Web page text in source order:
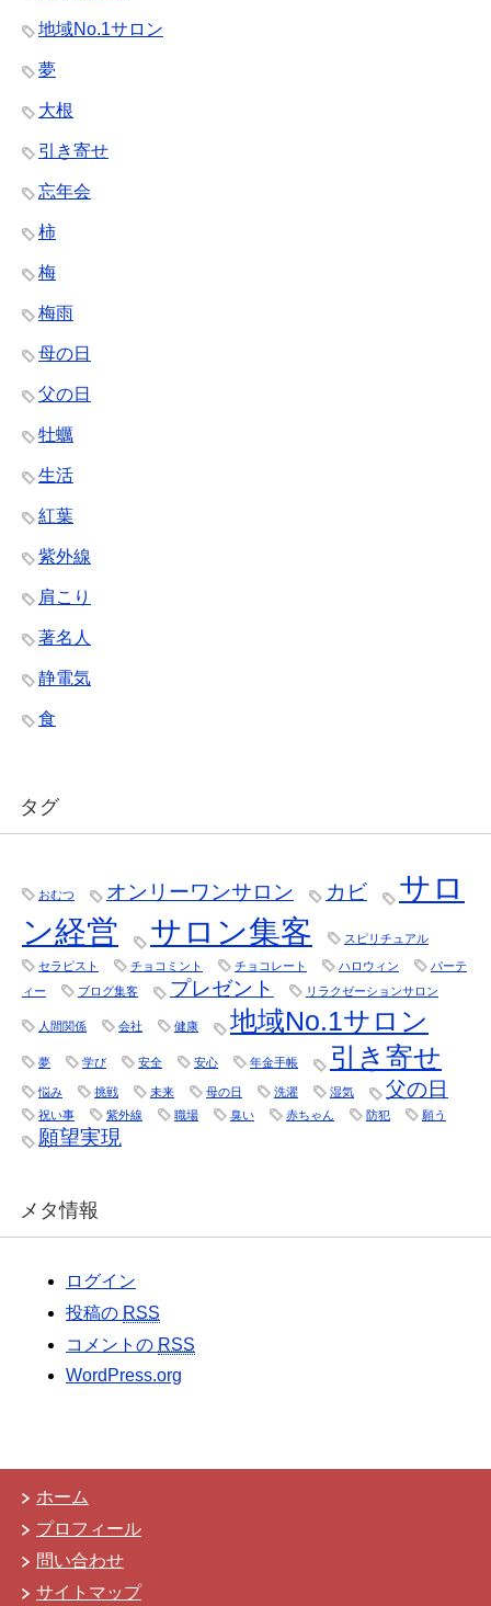
地域No.1サロン
夢
大根
引き寄せ
忘年会
柿
梅
梅雨
母の日
父の日
牡蠣
生活
紅葉
紫外線
肩こり
著名人
静電気
食
タグ
おむつ オンリーワンサロン カビ
サロ
ン経営
サロン集客 スピリチュアル
セラピスト チョコミント チョコレート ハロウィン
パーテ
ィー
ブログ集客 プレゼント リラクゼーションサロン
人間関係 会社 健康 地域No.1サロン
夢 学び 安全 安心 年金手帳 引き寄せ
悩み 挑戦 未来 母の日 洗濯 湿気 父の日
祝い事 紫外線 職場 臭い 赤ちゃん 防犯 願う
願望実現
メタ情報
ログイン
投稿の RSS
コメントの RSS
WordPress.org
ホーム
プロフィール
問い合わせ
サイトマップ